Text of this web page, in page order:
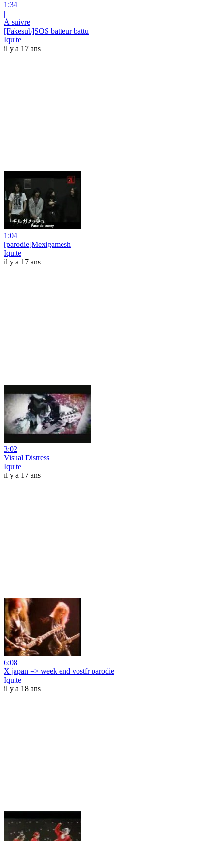
1:34
|
À suivre
[Fakesub]SOS batteur battu
Iquite
il y a 17 ans
1:04
[parodie]Mexigamesh
Iquite
il y a 17 ans
3:02
Visual Distress
Iquite
il y a 17 ans
6:08
X japan => week end vostfr parodie
Iquite
il y a 18 ans